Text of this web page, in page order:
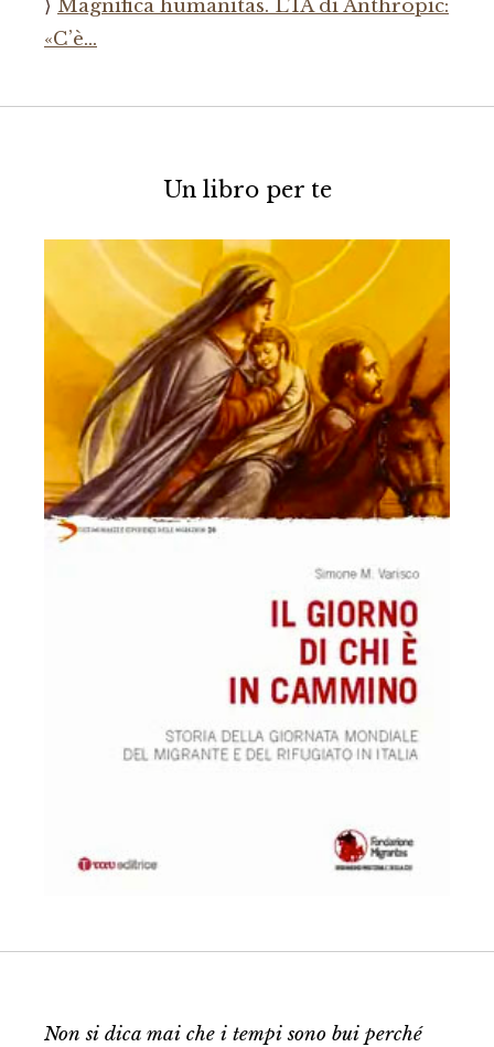
Magnifica humanitas. L’IA di Anthropic:
«C’è…
Un libro per te
Non si dica mai che i tempi sono bui perché